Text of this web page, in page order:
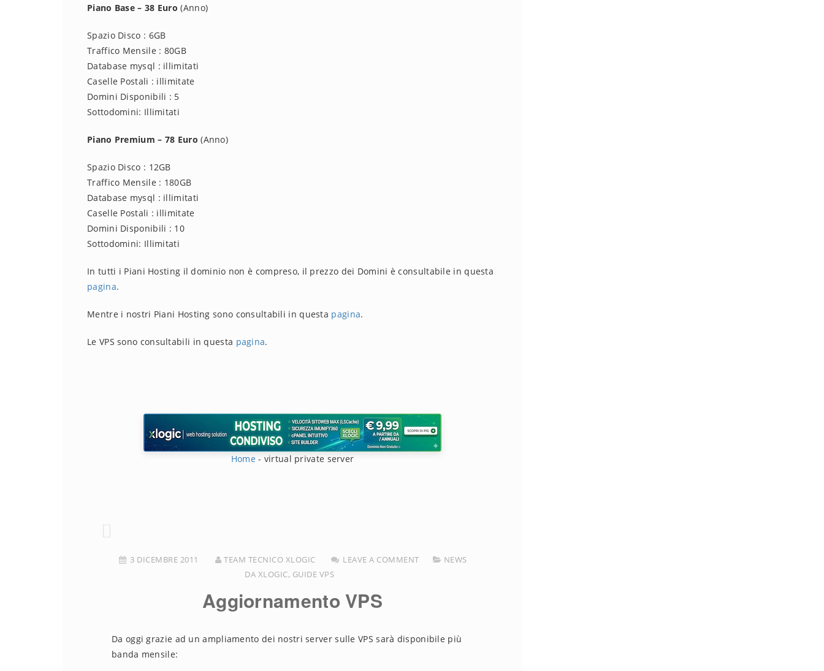
Piano Base – 38 Euro (Anno)
Spazio Disco : 6GB
Traffico Mensile : 80GB
Database mysql : illimitati
Caselle Postali : illimitate
Domini Disponibili : 5
Sottodomini: Illimitati
Piano Premium – 78 Euro (Anno)
Spazio Disco : 12GB
Traffico Mensile : 180GB
Database mysql : illimitati
Caselle Postali : illimitate
Domini Disponibili : 10
Sottodomini: Illimitati
In tutti i Piani Hosting il dominio non è compreso, il prezzo dei Domini è consultabile in questa
pagina.
Mentre i nostri Piani Hosting sono consultabili in questa pagina.
Le VPS sono consultabili in questa pagina.
Home- virtual private server
3 DICEMBRE 2011 TEAM TECNICO XLOGIC LEAVE A COMMENT
NEWS
DA XLOGIC, GUIDE VPS
Aggiornamento VPS
Da oggi grazie ad un ampliamento dei nostri server sulle VPS sarà disponibile più
banda mensile: